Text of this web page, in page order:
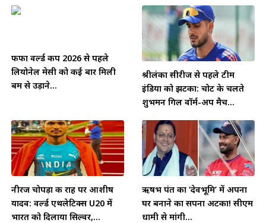
फीफा वर्ल्ड कप 2026 से पहले
लियोनेल मेसी को कई बार मिली
बम से उड़ाने...
श्रीलंका सीरीज से पहले टीम
इंडिया को झटका: चोट के चलते
शुभमन गिल वॉर्म-अप मैच...
नीरज चोपड़ा की राह पर आशीष
यादव: वर्ल्ड एथलेटिक्स U20 में
भारत को दिलाया सिल्वर,...
ऋषभ पंत का ‘देवभूमि’ में अपना
घर बनाने का सपना अटका! सीएम
धामी से मांगी...